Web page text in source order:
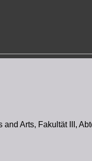
Arts, Fakultät III,